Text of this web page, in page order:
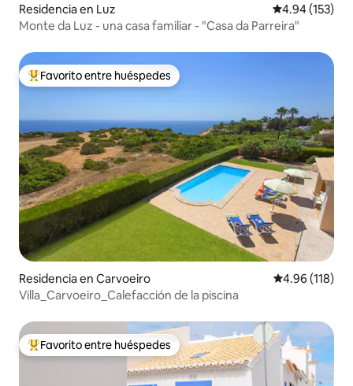
Residencia en Luz Calificación
4.94 (153)
Monte da Luz - una casa familiar - "Casa da Parreira"
De los mejores en Favorito entre huéspedes
Favorito entre huéspedes
Residencia en Carvoeiro Calificación
4.96 (118)
Villa_Carvoeiro_Calefacción de la piscina
De los mejores en Favorito entre huéspedes
Favorito entre huéspedes